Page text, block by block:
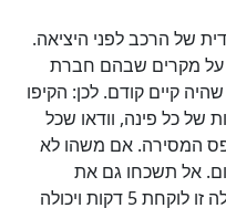
של הרכב לפני היציאה.
מקרים שבהם חברת
קיים קודם. לכן: הקיפו
של כל פינה, וודאו שכל
המסירה. אם משהו לא
אל תשכחו גם את
הגלגלים, פנים הרכב והגג. פעולה זו לוקחת 5 דקות ויכולה